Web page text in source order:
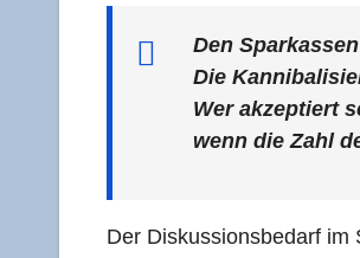
Den
Die
Wer akzep­tiert
wenn die Zahl
Der Dis­kus­si­ons­be­darf